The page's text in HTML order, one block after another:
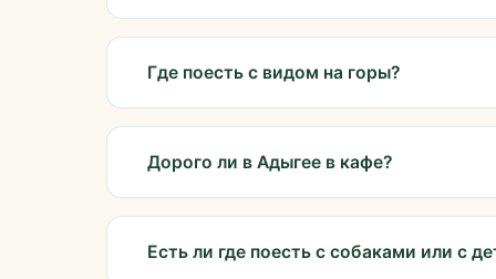
Где поесть с видом на горы?
Дорого ли в Адыгее в кафе?
Есть ли где поесть с собаками или с